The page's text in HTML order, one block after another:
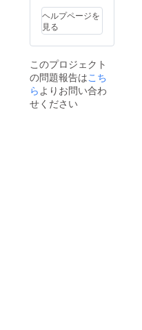
す。 ・撮影済み
レンズ付きフィ
ルム メンバー
が撮影したレン
ズ付きフィルム
をお送りしま
す。 ご自身で
現像をして頂く
こととなりま
し。 ・イベント
内、収録番組の
メイキング映像
視聴権 ギガ
ファイル等を利
用してデータで
お渡し。 ・オ
タ☆マニメン
バー全員の寄せ
書きサイン メ
ヘルプページを
見る
このプロジェクト
の問題報告はこち
らよりお問い合わ
せください